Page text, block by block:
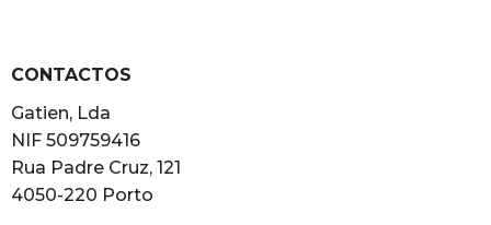
CONTACTOS
Gatien, Lda
NIF 509759416
Rua Padre Cruz, 121
4050-220 Porto